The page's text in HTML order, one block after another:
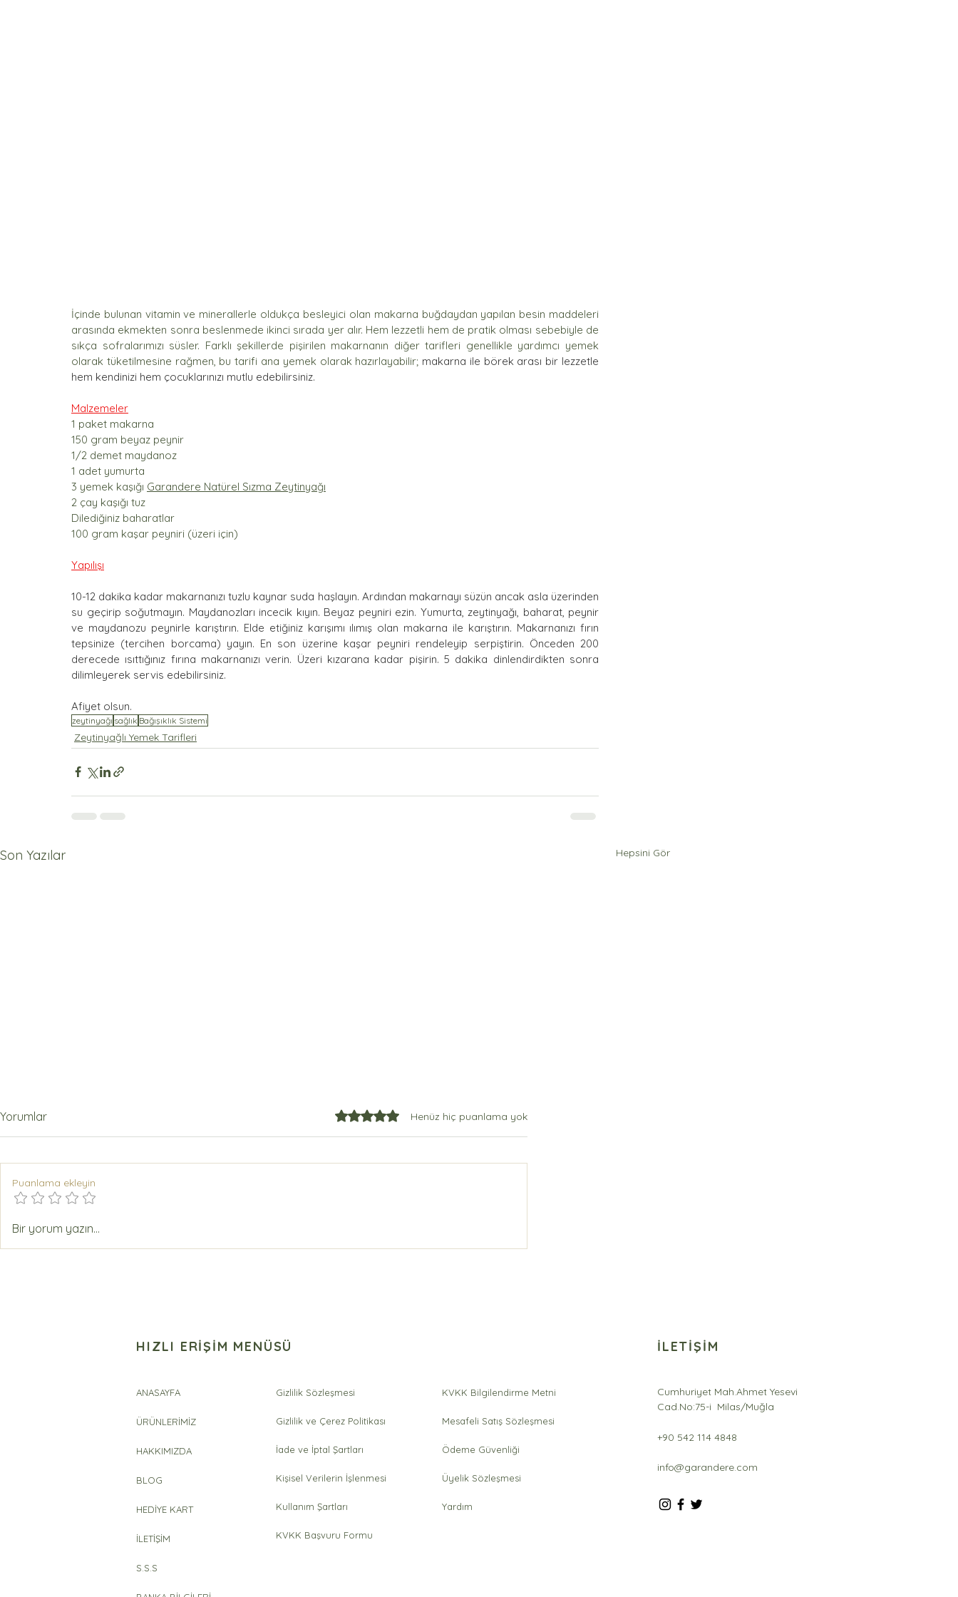
İçinde bulunan vitamin ve minerallerle oldukça besleyici olan makarna buğdaydan yapılan besin maddeleri
arasında ekmekten sonra beslenmede ikinci sırada yer alır. Hem lezzetli hem de pratik olması sebebiyle de
sıkça sofralarımızı süsler. Farklı şekillerde pişirilen makarnanın diğer tarifleri genellikle yardımcı yemek
olarak tüketilmesine rağmen, bu tarifi ana yemek olarak hazırlayabilir; makarna ile börek arası bir lezzetle
hem kendinizi hem çocuklarınızı mutlu edebilirsiniz.
Malzemeler
1 paket makarna
150 gram beyaz peynir
1/2 demet maydanoz
1 adet yumurta
3 yemek kaşığı Garandere Natürel Sızma Zeytinyağı
2 çay kaşığı tuz
Dilediğiniz baharatlar
100 gram kaşar peyniri (üzeri için)
Yapılışı
10-12 dakika kadar makarnanızı tuzlu kaynar suda haşlayın. Ardından makarnayı süzün ancak asla üzerinden
su geçirip soğutmayın. Maydanozları incecik kıyın. Beyaz peyniri ezin. Yumurta, zeytinyağı, baharat, peynir
ve maydanozu peynirle karıştırın. Elde etiğiniz karışımı ılımış olan makarna ile karıştırın. Makarnanızı fırın
tepsinize (tercihen borcama) yayın. En son üzerine kaşar peyniri rendeleyip serpiştirin. Önceden 200
derecede ısıttığınız fırına makarnanızı verin. Üzeri kızarana kadar pişirin. 5 dakika dinlendirdikten sonra
dilimleyerek servis edebilirsiniz.
Afiyet olsun.
zeytinyağı sağlık Bağışıklık Sistemi
Zeytinyağlı Yemek Tarifleri
Son Yazılar Hepsini Gör
Kahvaltıda Neden
Zeytinyağı Tüketmeliyiz?
Sos
Lokum
Yorumlar 5 üzerinden 0 yıldızHenüz hiç puanlama yok
Puanlama ekleyin
Bir yorum yazın...
HIZLI ERİŞİM MENÜSÜ
ANASAYFA
ÜRÜNLERİMİZ
HAKKIMIZDA
BLOG
HEDİYE KART
İLETİŞİM
S.S.S
Gizlilik Sözleşmesi
Gizlilik ve Çerez Politikası
İade ve İptal Şartları
Kişisel Verilerin İşlenmesi
Kullanım Şartları
KVKK Başvuru Formu
KVKK Bilgilendirme Metni
Mesafeli Satış Sözleşmesi
Ödeme Güvenliği
Üyelik Sözleşmesi
Yardım
İLETİŞİM
Cumhuriyet Mah.Ahmet Yesevi
Cad.No:75-i Milas/Muğla
+90 542 114 4848
info@garandere.com